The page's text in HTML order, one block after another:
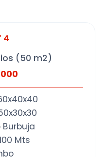
4
(50 m2)
Burbuja
Mts